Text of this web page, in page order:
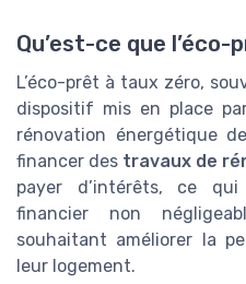
Qu’est-ce que
L’éco-prêt à taux zéro,
dispositif mis en place
rénovation énergétique
financer des travaux de
payer d’intérêts, ce
financier non
souhaitant améliorer la
leur logement.